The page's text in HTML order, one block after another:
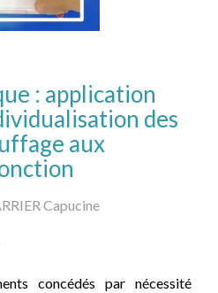
: application
des
aux
Capucine
concédés par nécessité